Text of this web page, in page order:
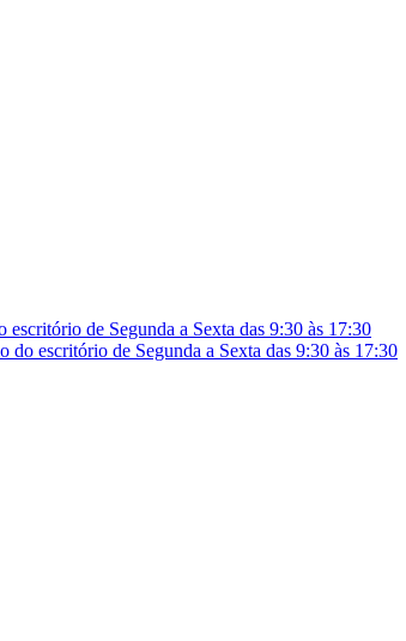
de Segunda a Sexta das 9:30 às 17:30
escritório de Segunda a Sexta das 9:30 às 17:30